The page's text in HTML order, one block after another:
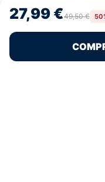
retirar el consentimiento,
características y funciones.
Rechazar
Política de Cookies
27,99 €49,50 €
Pagos 100%